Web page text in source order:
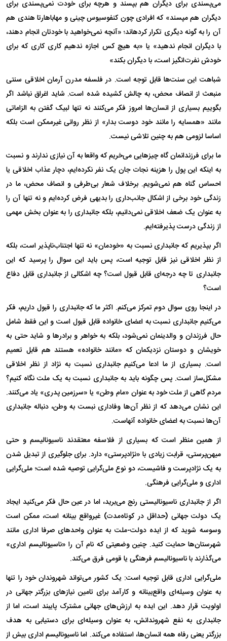
می‌پسندی برای دیگران هم بپسند و هرچه برای خودت نمی‌پسندی برای
دیگران هم مپسند» که افرادی چون کنفوسیوس چینی و مهاباهارتا هندی هم
آن را به گونه دیگری تکرار کرده‍اند؛ «آنچه نمی‌خواهید با خودتان انجام دهند،
با دیگران انجام ندهید» یا «به هیچ کس اجازه ندهیم کاری کاری که برای
خودش نفرت‌انگیز است، با دیگران بکند»
شباهت این سنت‌ها قابل توجه است. در فلسفه مدرن آرمان اخلاقی سنتی
منبعث از انصاف محض، به چالش کشیده شده است. شاید اغراق نباشد اگر
بگوییم بسیاری از انسان‌ها امروز فکر می‌کنند نه تنها لبیک گفتن به الزاماتی
مانند «همسایه را مانند خود دوست بدار» از نظر روانی غیرممکن است بلکه
اساسا لزومی هم به چنین تلاشی نیست.
ما برای فرزندانمان گاه چیز‌هایی می‌خریم که واقعا به آن نیازی ندارند و نسبت
به اینکه این پول را هزینه نجات جان یک نفر نکرده‌ایم، دچار عذاب اخلاقی یا
احساس گناه هم نمی‌شویم. برخلاف شعار بی‌طرفی و انصاف محض، ما در
زندگی خود برخی از اشکال جانب‌داری را بدیهی فرض کرده‌ایم و نه تنها آن را
به عنوان یک ضعف اخلاقی نمی‌دانیم، بلکه جانبداری را به عنوان بخش مهمی
از زندگی درست پذیرفته‌ایم.
اگر بپذیریم که جانبداری نسبت به «خودمان» نه تنها اجتناب‌ناپذیر است، بلکه
از نظر اخلاقی نیز قابل توجیه است، پس باید این سوال را پرسید که این
جانبداری تا چه درجه‌ای قابل قبول است؟ چه اشکالی از جانبداری قابل دفاع
است؟
در اینجا روی سوال دوم تمرکز می‌کنم. اکثر ما که جانبداری را قبول داریم، فکر
می‌کنیم جانبداری نسبت به اعضای خانواده قابل قبول است و این فقط شامل
حال فرزندان و والدینمان نمی‌شود، بلکه به خواهر و برادر‌ها و شاید حتی به
خویشان و دوستان نزدیکمان که «مانند خانواده» هستند هم قابل تعمیم
است. بسیاری از ما ادعا می‌کنیم جانبداری نسبت به نژاد از نظر اخلاقی
مشکل‌ساز است. پس چگونه باید به جانبداری نسبت به یک ملت نگاه کنیم؟
مردم گاهی از ملت خود به عنوان «مام وطن» یا «سرزمین پدری» یاد می‌کنند.
این نشان می‌دهد که از نظر آن‌ها وفاداری نبست به وطن، دنباله جانبداری
آن‌ها نسبت به اعضای خانواده آنهاست.
از همین منظر است که بسیاری از فلاسفه معتقدند ناسیونالیسم و حتی
میهن‌پرستی، قرابت زیادی با «نژادپرستی» دارد. برای جلوگیری از تبدیل شدن
به یک نژادپرست و فاشیست، دو نوع ملی‌گرایی توصیه شده است؛ ملی‌گرایی
اداری و ملی‌گرایی فرهنگی.
اگر از جانبداری ناسیونالیستی رنج می‌برید، اما در عین حال فکر می‌کنید ایجاد
یک دولت جهانی (حداقل در کوتاه‌مدت) غیرواقع بینانه است، ممکن است
وسوسه شوید که از ایده دولت-ملت به عنوان واحد‌های صرفا اداری مانند
شهرستان‌ها حمایت کنید. چنین وضعیتی که نام آن را «ناسیونالیسم اداری»
می‌گذارند با ناسیونالیسم فرهنگی یا قومی فرق می‌کند.
ملی‌گرایی اداری قابل توجیه است: یک کشور می‌تواند شهروندان خود را تنها
به عنوان وسیله‌ای واقع‌بینانه و کارآمد برای تامین نیاز‌های بزرگتر جهانی در
اولویت قرار دهد. این ایده به ارزش‌های جهانی مشترک پایبند است، اما از
جانبداری به نفع شهروندانش، به عنوان وسیله‌ای برای دستیابی به هدف
بزرگتر یعنی رفاه همه انسان‌ها، استفاده می‌کند. اما ناسیونالیسم اداری بیش از